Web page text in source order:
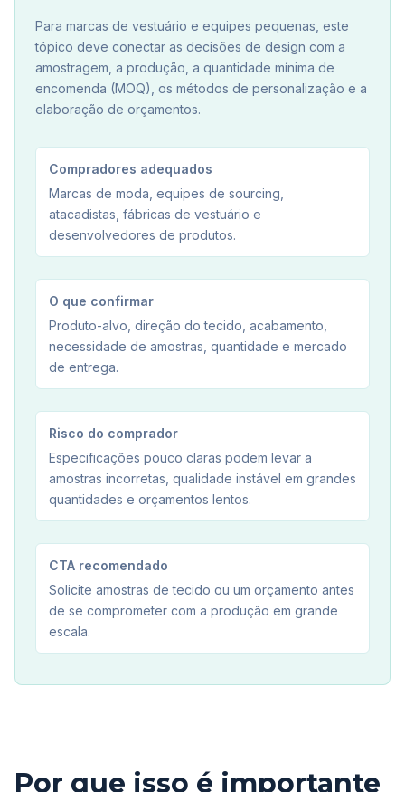
Para marcas de vestuário e equipes pequenas, este
tópico deve conectar as decisões de design com a
amostragem, a produção, a quantidade mínima de
encomenda (MOQ), os métodos de personalização e a
elaboração de orçamentos.
Compradores adequados
Marcas de moda, equipes de sourcing,
atacadistas, fábricas de vestuário e
desenvolvedores de produtos.
O que confirmar
Produto-alvo, direção do tecido, acabamento,
necessidade de amostras, quantidade e mercado
de entrega.
Risco do comprador
Especificações pouco claras podem levar a
amostras incorretas, qualidade instável em grandes
quantidades e orçamentos lentos.
CTA recomendado
Solicite amostras de tecido ou um orçamento antes
de se comprometer com a produção em grande
escala.
Por que isso é importante